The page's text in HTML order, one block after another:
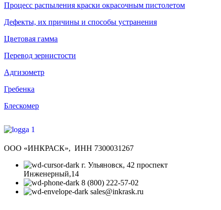
Процесс распыления краски окрасочным пистолетом
Дефекты, их причины и способы устранения
Цветовая гамма
Перевод зернистости
Адгизометр
Гребенка
Блескомер
ООО «ИНКРАСК», ИНН 7300031267
г. Ульяновск, 42 проспект
Инженерный,14
8 (800) 222-57-02
sales@inkrask.ru